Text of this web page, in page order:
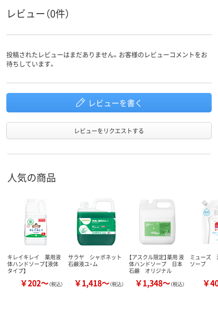
レビュー（0件）
投稿されたレビューはまだありません。お客様のレビューコメントをお
待ちしています。
レビューを書く
レビューをリクエストする
人気の商品
キレイキレイ 薬用液
体ハンドソープ【液体
タイプ】
￥202～（税込）
サラヤ シャボネット
石鹸液ユ・ム
￥1,418～（税込）
【アスクル限定】薬用 液
体ハンドソープ 日本
石鹸 オリジナル
￥1,348～（税込）
ミューズ
ソープ
￥